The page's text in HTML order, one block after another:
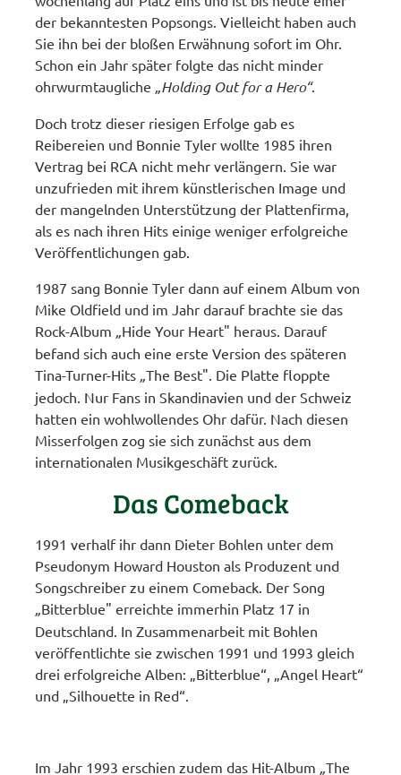
der bekanntesten Popsongs. Vielleicht haben auch
Sie ihn bei der bloßen Erwähnung sofort im Ohr.
Schon ein Jahr später folgte das nicht minder
ohrwurmtaugliche „Holding Out for a Hero“.
Doch trotz dieser riesigen Erfolge gab es
Reibereien und Bonnie Tyler wollte 1985 ihren
Vertrag bei RCA nicht mehr verlängern. Sie war
unzufrieden mit ihrem künstlerischen Image und
der mangelnden Unterstützung der Plattenfirma,
als es nach ihren Hits einige weniger erfolgreiche
Veröffentlichungen gab.
1987 sang Bonnie Tyler dann auf einem Album von
Mike Oldfield und im Jahr darauf brachte sie das
Rock-Album „Hide Your Heart" heraus. Darauf
befand sich auch eine erste Version des späteren
Tina-Turner-Hits „The Best". Die Platte floppte
jedoch. Nur Fans in Skandinavien und der Schweiz
hatten ein wohlwollendes Ohr dafür. Nach diesen
Misserfolgen zog sie sich zunächst aus dem
internationalen Musikgeschäft zurück.
Das Comeback
1991 verhalf ihr dann Dieter Bohlen unter dem
Pseudonym Howard Houston als Produzent und
Songschreiber zu einem Comeback. Der Song
„Bitterblue" erreichte immerhin Platz 17 in
Deutschland. In Zusammenarbeit mit Bohlen
veröffentlichte sie zwischen 1991 und 1993 gleich
drei erfolgreiche Alben: „Bitterblue“, „Angel Heart“
und „Silhouette in Red“.
Im Jahr 1993 erschien zudem das Hit-Album „The